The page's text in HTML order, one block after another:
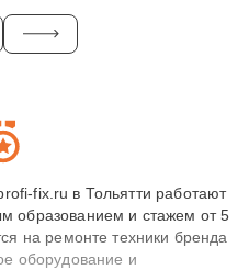
fix.ru в Тольятти работают
образованием и стажем от 5
на ремонте техники бренда
оборудование и